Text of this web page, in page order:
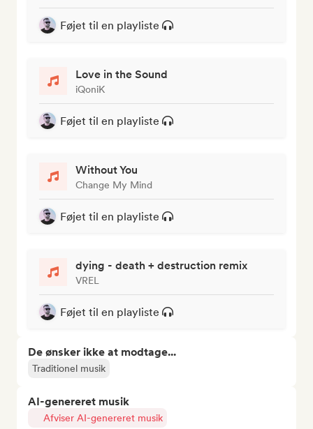
Føjet til en playliste
Love in the Sound
iQoniK
Føjet til en playliste
Without You
Change My Mind
Føjet til en playliste
dying - death + destruction remix
VREL
Føjet til en playliste
De ønsker ikke at modtage...
Traditionel musik
AI-genereret musik
Afviser AI-genereret musik